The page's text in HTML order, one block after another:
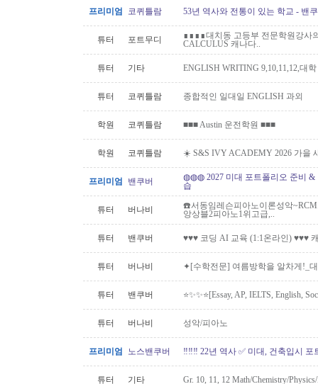
프리미엄 코퀴틀람 53년 역사와 전통이 있는 학교 - 밴
튜터 포트무디
∎∎∎∎대치동 고등부 전문학원강사
CALCULUS 캐나다..
튜터 기타 ENGLISH WRITING 9,10,11,12,대
튜터 코퀴틀람 종합적인 일대일 ENGLISH 과외
학원 코퀴틀람 ■■■ Austin 운전학원 ■■■
학원 코퀴틀람 ☀️ S&S IVY ACADEMY 2026 가을
프리미엄 밴쿠버
◍◍◍ 2027 미대 포트폴리오 준비 &
습
튜터 버나비
☎️서동임레슨피아노이론성악
앙상블2피아노1위고급,..
튜터 밴쿠버 ♥♥♥ 코딩 AI 교육 (1:1온라인) ♥♥♥
튜터 버나비 ✦[수학전문] 여름방학을 알차게!_
튜터 밴쿠버 ⭐️✨✨⭐️[Essay, AP, IELTS, English,
튜터 버나비 성악/피아노
프리미엄 노스밴쿠버 ‼️‼️‼️ 22년 역사 ✅ 미대, 건축입시 포
튜터 기타 Gr. 10, 11, 12 Math/Chemistry/